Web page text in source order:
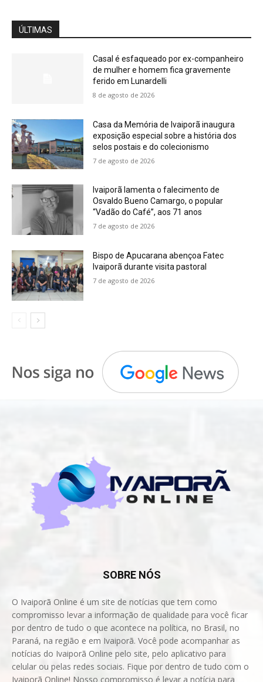
ÚLTIMAS
Casal é esfaqueado por ex-companheiro
de mulher e homem fica gravemente
ferido em Lunardelli
8 de agosto de 2026
Casa da Memória de Ivaiporã inaugura
exposição especial sobre a história dos
selos postais e do colecionismo
7 de agosto de 2026
Ivaiporã lamenta o falecimento de
Osvaldo Bueno Camargo, o popular
“Vadão do Café”, aos 71 anos
7 de agosto de 2026
Bispo de Apucarana abençoa Fatec
Ivaiporã durante visita pastoral
7 de agosto de 2026
SOBRE NÓS
O Ivaiporã Online é um site de notícias que tem como
compromisso levar a informação de qualidade para você ficar
por dentro de tudo o que acontece na política, no Brasil, no
Paraná, na região e em Ivaiporã. Você pode acompanhar as
notícias do Ivaiporã Online pelo site, pelo aplicativo para
celular ou pelas redes sociais. Fique por dentro de tudo com o
Ivaiporã Online! Nosso compromisso é levar a notícia para